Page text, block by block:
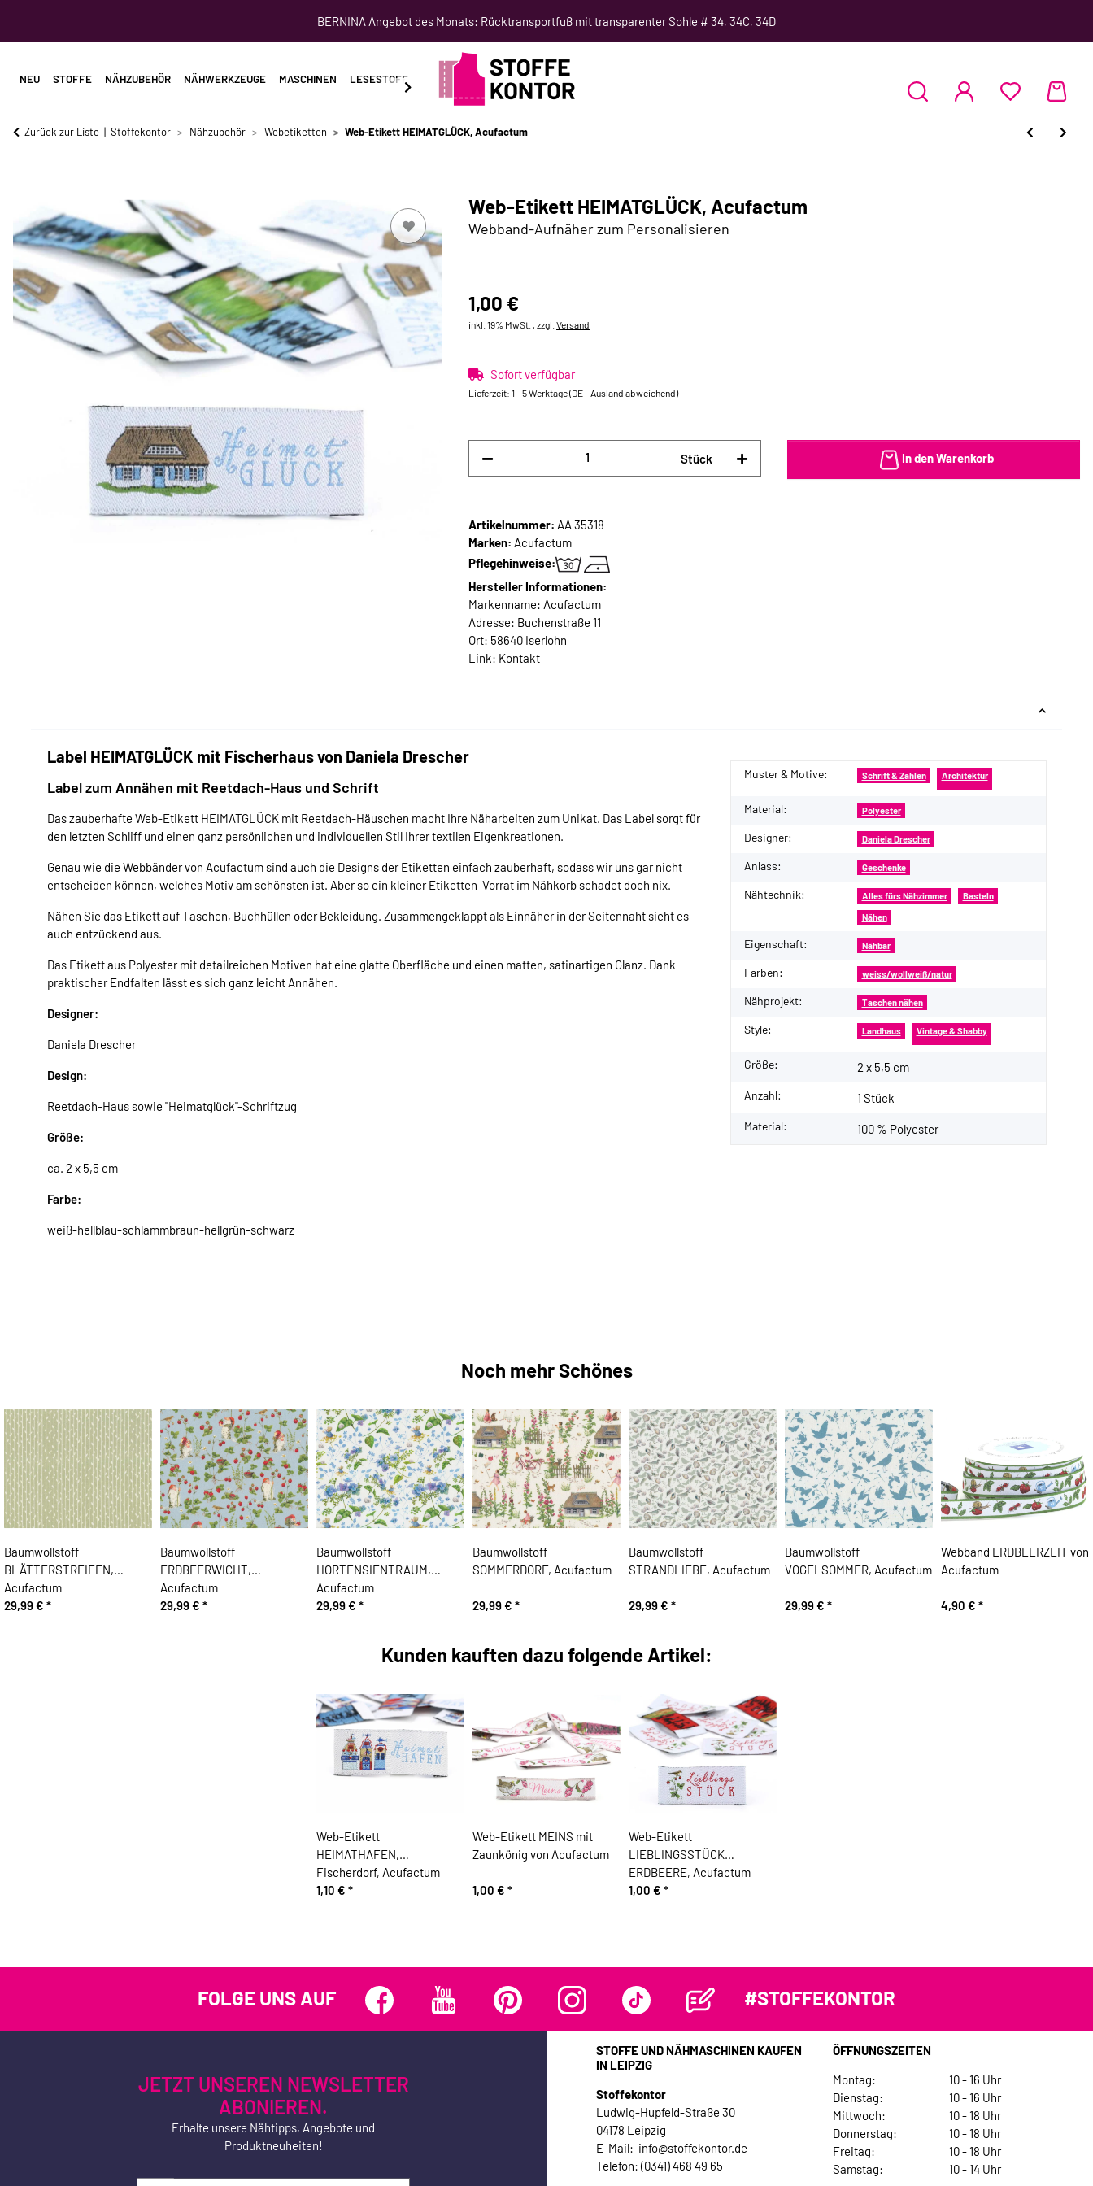
BERNINA Angebot des Monats: Rücktransportfuß mit transparenter Sohle # 34, 34C, 34D
NEU STOFFE NÄHZUBEHÖR NÄHWERKZEUGE MASCHINEN LESESTOFF SCHNITTMUSTER NÄHKURSE
Zurück zur Liste Stoffekontor Nähzubehör Webetiketten Web-Etikett HEIMATGLÜCK, Acufactum
Web-Etikett HEIMATGLÜCK, Acufactum
Webband-Aufnäher zum Personalisieren
1,00 €
inkl. 19% MwSt. , zzgl. Versand
Sofort verfügbar
Lieferzeit: 1 - 5 Werktage(DE - Ausland abweichend)
Stück In den Warenkorb
Artikelnummer: AA 35318
Marken: Acufactum
Pflegehinweise:
Hersteller Informationen:
Markenname: Acufactum
Adresse: Buchenstraße 11
Ort: 58640 Iserlohn
Link: Kontakt
Label HEIMATGLÜCK mit Fischerhaus von Daniela Drescher
Label zum Annähen mit Reetdach-Haus und Schrift
Das zauberhafte Web-Etikett HEIMATGLÜCK mit Reetdach-Häuschen macht Ihre Näharbeiten zum Unikat. Das Label sorgt für
den letzten Schliff und einen ganz persönlichen und individuellen Stil Ihrer textilen Eigenkreationen.
Genau wie die Webbänder von Acufactum sind auch die Designs der Etiketten einfach zauberhaft, sodass wir uns gar nicht
entscheiden können, welches Motiv am schönsten ist. Aber so ein kleiner Etiketten-Vorrat im Nähkorb schadet doch nix.
Nähen Sie das Etikett auf Taschen, Buchhüllen oder Bekleidung. Zusammengeklappt als Einnäher in der Seitennaht sieht es
auch entzückend aus.
Das Etikett aus Polyester mit detailreichen Motiven hat eine glatte Oberfläche und einen matten, satinartigen Glanz. Dank
praktischer Endfalten lässt es sich ganz leicht Annähen.
Designer:
Daniela Drescher
Design:
Reetdach-Haus sowie "Heimatglück"-Schriftzug
Größe:
ca. 2 x 5,5 cm
Farbe:
weiß-hellblau-schlammbraun-hellgrün-schwarz
Produkteigenschaft
Wert
Muster & Motive: Schrift & Zahlen Architektur
Material: Polyester
Designer: Daniela Drescher
Anlass: Geschenke
Nähtechnik: Alles fürs Nähzimmer Basteln
Nähen
Eigenschaft: Nähbar
Farben: weiss/wollweiß/natur
Nähprojekt: Taschen nähen
Style: Landhaus Vintage & Shabby
Größe: 2 x 5,5 cm
Anzahl: 1 Stück
Material: 100 % Polyester
Noch mehr Schönes
Baumwollstoff
BLÄTTERSTREIFEN,
Acufactum
29,99 € *
Baumwollstoff
ERDBEERWICHT,
Acufactum
29,99 € *
Baumwollstoff
HORTENSIENTRAUM,
Acufactum
29,99 € *
Baumwollstoff
SOMMERDORF, Acufactum
29,99 € *
Baumwollstoff
STRANDLIEBE, Acufactum
29,99 € *
Baumwollstoff
VOGELSOMMER, Acufactum
29,99 € *
Webband ERDBEERZEIT von
Acufactum
4,90 € *
Kunden kauften dazu folgende Artikel:
Web-Etikett
HEIMATHAFEN,
Fischerdorf, Acufactum
1,10 € *
Web-Etikett MEINS mit
Zaunkönig von Acufactum
1,00 € *
Web-Etikett
LIEBLINGSSTÜCK
ERDBEERE, Acufactum
1,00 € *
FOLGE UNS AUF #STOFFEKONTOR
JETZT UNSEREN NEWSLETTER
ABONIEREN.
Erhalte unsere Nähtipps, Angebote und
Produktneuheiten!
STOFFE UND NÄHMASCHINEN KAUFEN
IN LEIPZIG
Stoffekontor
Ludwig-Hupfeld-Straße 30
04178 Leipzig
E-Mail: info@stoffekontor.de
Telefon: (0341) 468 49 65
ÖFFNUNGSZEITEN
Montag:
10 - 16 Uhr
Dienstag:
10 - 16 Uhr
Mittwoch:
10 - 18 Uhr
Donnerstag:
10 - 18 Uhr
Freitag:
10 - 18 Uhr
Samstag:
10 - 14 Uhr